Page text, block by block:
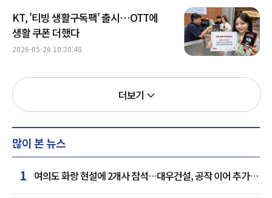
KT, '티빙 생활구독팩' 출시…OTT에
생활 쿠폰 더했다
2026-05-26 10:30:48
더보기
많이 본 뉴스
1 여의도 화랑 현설에 2개사 참석…대우건설, 공작 이어 추가
거점 확보하나